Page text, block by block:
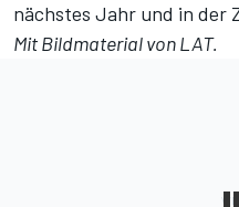
nächstes Jahr und in der
Mit Bildmaterial von LAT.